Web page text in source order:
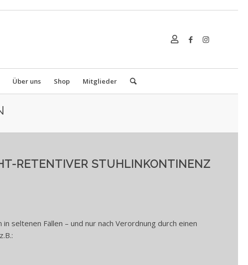
Über uns Shop Mitglieder
RETENTIVER STUHLINKONTINENZ
seltenen Fällen – und nur nach Verordnung durch einen